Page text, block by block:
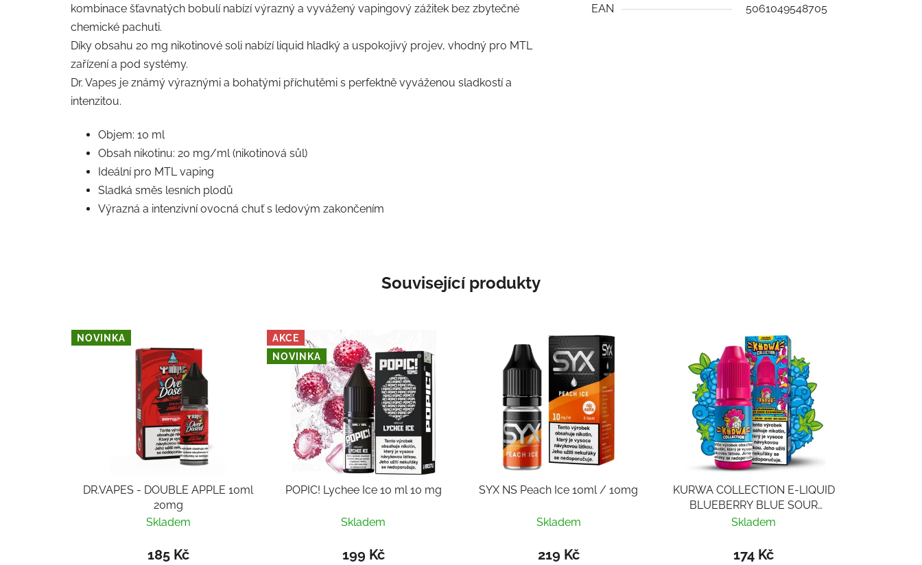
kombinace šťavnatých bobulí nabízí výrazný a vyvážený vapingový zážitek bez zbytečné
chemické pachuti.
Díky obsahu 20 mg nikotinové soli nabízí liquid hladký a uspokojivý projev, vhodný pro MTL
zařízení a pod systémy.
Dr. Vapes je známý výraznými a bohatými příchutěmi s perfektně vyváženou sladkostí a
intenzitou.
Objem: 10 ml
Obsah nikotinu: 20 mg/ml (nikotinová sůl)
Ideální pro MTL vaping
Sladká směs lesních plodů
Výrazná a intenzivní ovocná chuť s ledovým zakončením
EAN
5061049548705
Související produkty
NOVINKA
DR.VAPES - DOUBLE APPLE 10ml
20mg
Skladem
185 Kč
AKCE
NOVINKA
POPIC! Lychee Ice 10 ml 10 mg
Skladem
199 Kč
SYX NS Peach Ice 10ml / 10mg
Skladem
219 Kč
KURWA COLLECTION E-LIQUID
BLUEBERRY BLUE SOUR
RASPBERRY
Skladem
174 Kč